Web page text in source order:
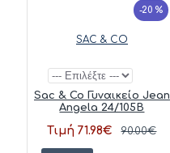
-20 %
SAC & CO
Sac & Co Γυναικείο Jean
Angela 24/105B
Τιμή 71.98€ 90.00€